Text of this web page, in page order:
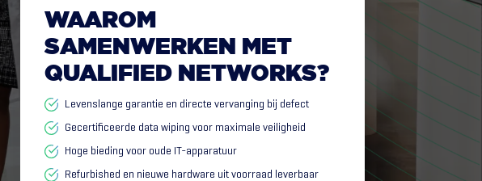
WAAROM
SAMENWERKEN
MET
QUALIFIED NETWORKS?
Levenslange garantie en directe vervanging bij defect
Gecertificeerde data wiping voor maximale veiligheid
Hoge bieding voor oude IT-apparatuur
Refurbished en nieuwe hardware uit voorraad leverbaar